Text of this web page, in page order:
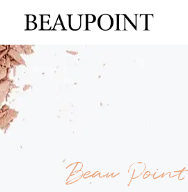
Beau Point